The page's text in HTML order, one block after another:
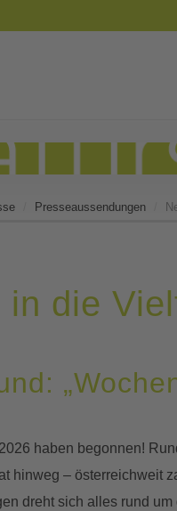
Presseaussendungen
in die
haben begonnen!
hinweg – österreichweit
dreht sich alles rund